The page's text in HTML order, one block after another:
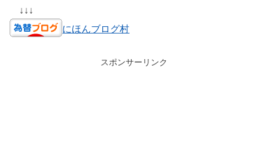
↓↓↓
にほんブログ村
スポンサーリンク